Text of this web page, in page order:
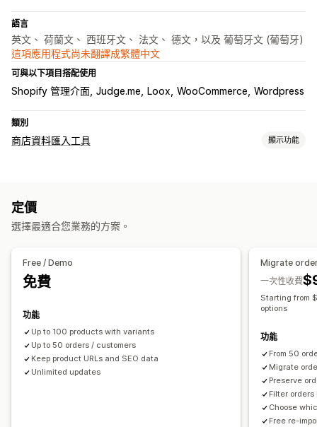
語言
英文、 荷蘭文、 西班牙文、 法文、 德文，以及 葡萄牙文 (葡萄牙)
這項應用程式尚未翻譯成繁體中文
可與以下項目搭配使用
Shopify 管理介面 Judge.me Loox WooCommerce Wordpress
類別
商店資料匯入工具 顯示功能
轉移平台
定價
選擇最適合您業務的方案。
Free / Demo
免費
功能
Up to 100 products with variants
Up to 50 orders / customers
Keep product URLs and SEO data
Unlimited updates
Migrate
一次性收費
Starting from
options
功能
From 50
Migrate
Preserve
Filter
Choose
Free re-